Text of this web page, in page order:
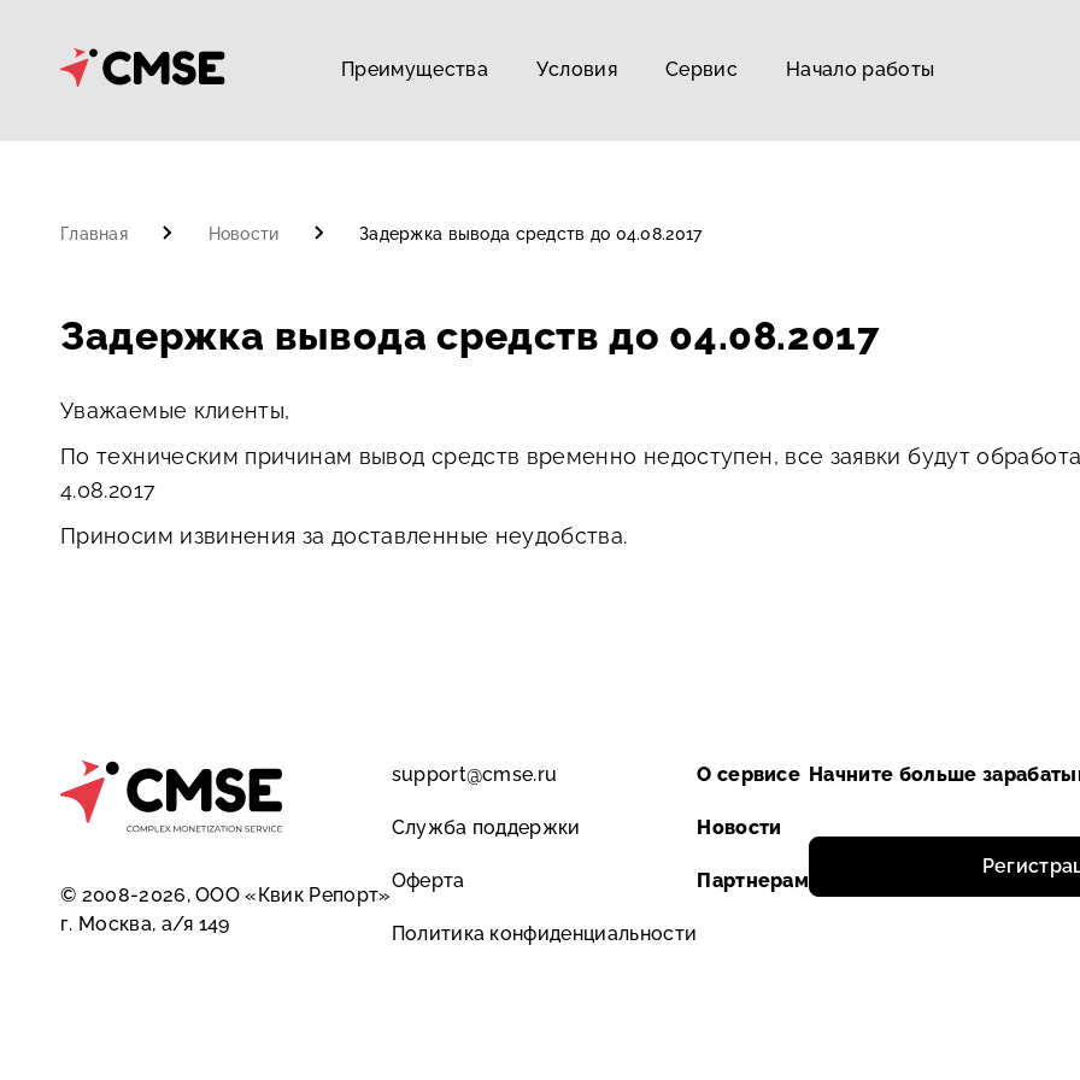
Преимущества Условия Сервис Начало работы
Главная Новости Задержка вывода средств до 04.08.2017
Задержка вывода средств до 04.08.2017
Уважаемые клиенты,
По техническим причинам вывод средств временно недоступен, все заявки будут
4.08.2017
Приносим извинения за доставленные неудобства.
© 2008-2026, ООО «Квик Репорт»
г. Москва, а/я 149
support@cmse.ru
Служба поддержки
Оферта
Политика конфиденциальности
О сервисе
Новости
Партнерам